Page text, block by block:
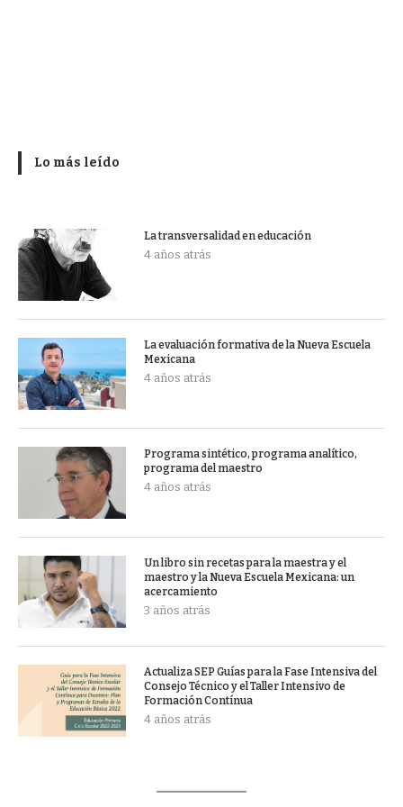
Lo más leído
La transversalidad en educación
4 años atrás
La evaluación formativa de la Nueva Escuela
Mexicana
4 años atrás
Programa sintético, programa analítico,
programa del maestro
4 años atrás
Un libro sin recetas para la maestra y el
maestro y la Nueva Escuela Mexicana: un
acercamiento
3 años atrás
Actualiza SEP Guías para la Fase Intensiva del
Consejo Técnico y el Taller Intensivo de
Formación Contínua
4 años atrás